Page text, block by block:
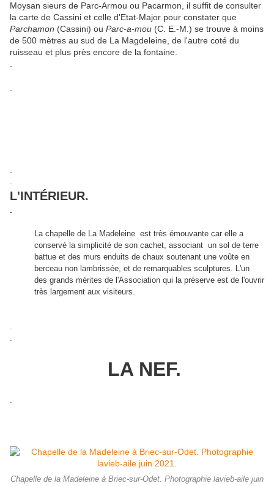
Moysan sieurs de Parc-Armou ou Pacarmon, il suffit de consulter
la carte de Cassini et celle d'Etat-Major pour constater que
Parchamon (Cassini) ou Parc-a-mou (C. E.-M.) se trouve à moins
de 500 mètres au sud de La Magdeleine, de l'autre coté du
ruisseau et plus près encore de la fontaine.
L'INTÉRIEUR.
.
La chapelle de La Madeleine est très émouvante car elle a
conservé la simplicité de son cachet, associant un sol de terre
battue et des murs enduits de chaux soutenant une voûte en
berceau non lambrissée, et de remarquables sculptures. L'un
des grands mérites de l'Association qui la préserve est de l'ouvrir
très largement aux visiteurs.
.
.
LA NEF.
.
Chapelle de la Madeleine à Briec-sur-Odet. Photographie lavieb-aile juin